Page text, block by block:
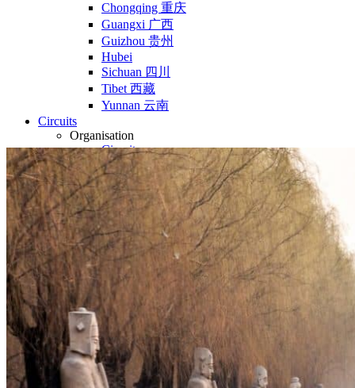
Chongqing 重庆
Guangxi 广西
Guizhou 贵州
Hubei
Sichuan 四川
Tibet 西藏
Yunnan 云南
Circuits
Organisation
Circuits sur mesure
Nos Petits Groupes
Ambiance
Classique et incontournables
Culture & expériences
Nature et grands paysages
Famille et enfants
Trekking et aventure
Luxe et exception
Où et quand partir ?
Printemps
Eté
Automne
Hiver
Infos pratiques
Notre agence
Notre agence en Chine